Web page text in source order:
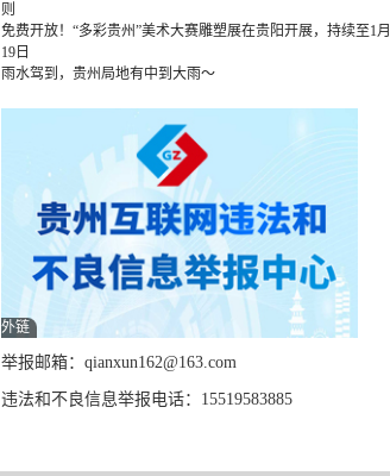
则
免费开放！“多彩贵州”美术大赛雕塑展在贵阳开展，持续至1月
19日
雨水驾到，贵州局地有中到大雨～
外链
举报邮箱：qianxun162@163.com
违法和不良信息举报电话：15519583885